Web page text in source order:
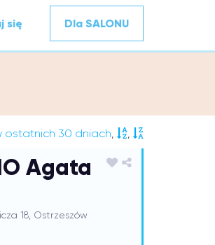
się Dla SALONU
ostatnich 30 dniach, ,
Agata
18, Ostrzeszów